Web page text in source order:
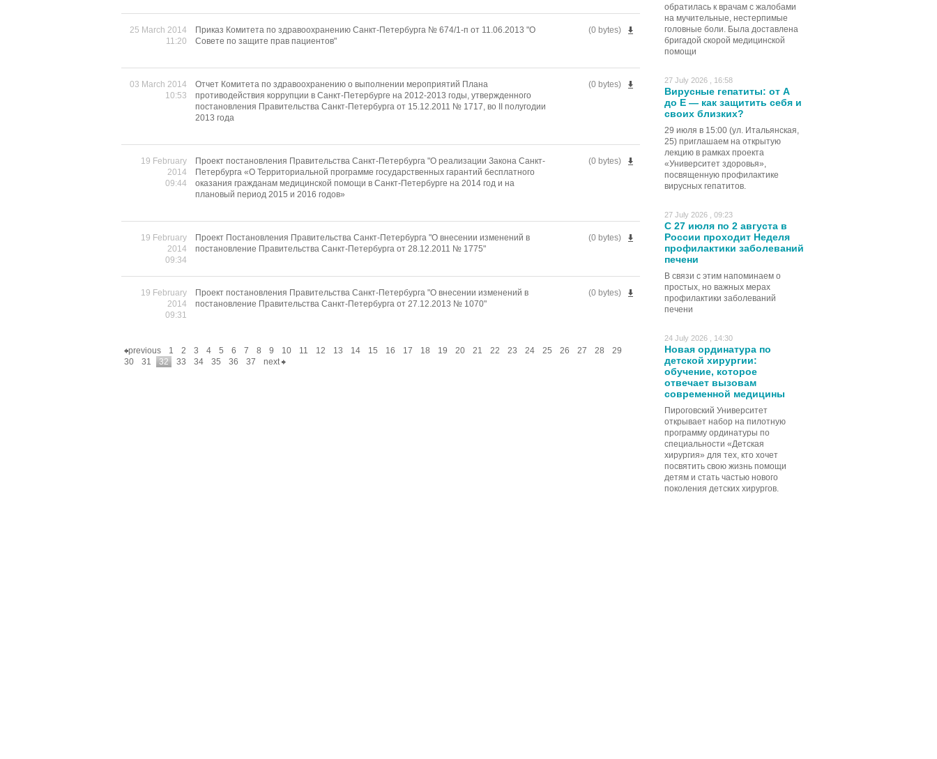
обратилась к врачам с жалобами
на мучительные, нестерпимые
головные боли. Была доставлена
бригадой скорой медицинской
помощи
27 July 2026 , 16:58
Вирусные гепатиты: от А
до Е — как защитить себя и
своих близких?
29 июля в 15:00 (ул. Итальянская,
25) приглашаем на открытую
лекцию в рамках проекта
«Университет здоровья»,
посвященную профилактике
вирусных гепатитов.
27 July 2026 , 09:23
С 27 июля по 2 августа в
России проходит Неделя
профилактики заболеваний
печени
В связи с этим напоминаем о
простых, но важных мерах
профилактики заболеваний
печени
24 July 2026 , 14:30
Новая ординатура по
детской хирургии:
обучение, которое
отвечает вызовам
современной медицины
Пироговский Университет
открывает набор на пилотную
программу ординатуры по
специальности «Детская
хирургия» для тех, кто хочет
посвятить свою жизнь помощи
детям и стать частью нового
поколения детских хирургов.
25 March 2014
11:20
(0 bytes)
Приказ Комитета по здравоохранению Санкт-Петербурга № 674/1-п от 11.06.2013 "О
Совете по защите прав пациентов"
03 March 2014
10:53
(0 bytes)
Отчет Комитета по здравоохранению о выполнении мероприятий Плана
противодействия коррупции в Санкт-Петербурге на 2012-2013 годы, утвержденного
постановления Правительства Санкт-Петербурга от 15.12.2011 № 1717, во II полугодии
2013 года
19 February
2014
09:44
(0 bytes)
Проект постановления Правительства Санкт-Петербурга "О реализации Закона Санкт-
Петербурга «О Территориальной программе государственных гарантий бесплатного
оказания гражданам медицинской помощи в Санкт-Петербурге на 2014 год и на
плановый период 2015 и 2016 годов»
19 February
2014
09:34
(0 bytes)
Проект Постановления Правительства Санкт-Петербурга "О внесении изменений в
постановление Правительства Санкт-Петербурга от 28.12.2011 № 1775"
19 February
2014
09:31
(0 bytes)
Проект постановления Правительства Санкт-Петербурга "О внесении изменений в
постановление Правительства Санкт-Петербурга от 27.12.2013 № 1070"
previous 1 2 3 4 5 6 7 8 9 10 11 12 13 14 15 16 17 18 19 20 21 22 23 24 25 26 27 28
29
30
31 32 33 34 35 36 37 next